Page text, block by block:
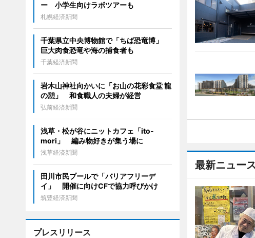
最新ニュー
ー 小学生向けラボツアーも
札幌経済新聞
千葉県立中央博物館で「ちば恐竜博」
巨大肉食恐竜や海の捕食者も
千葉経済新聞
岩木山神社向かいに「お山の花彩食堂 龍
の憩」 和食職人の夫婦が経営
弘前経済新聞
浅草・松が谷にニットカフェ「ito-
mori」 編み物好きが集う場に
浅草経済新聞
田川市民プールで「バリアフリーデ
イ」 開催に向けCFで協力呼びかけ
筑豊経済新聞
プレスリリース